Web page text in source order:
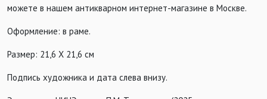
можете в нашем антикварном интернет-магазине в Москве.
Оформление: в раме.
Размер: 21,6 Х 21,6 см
Подпись художника и дата слева внизу.